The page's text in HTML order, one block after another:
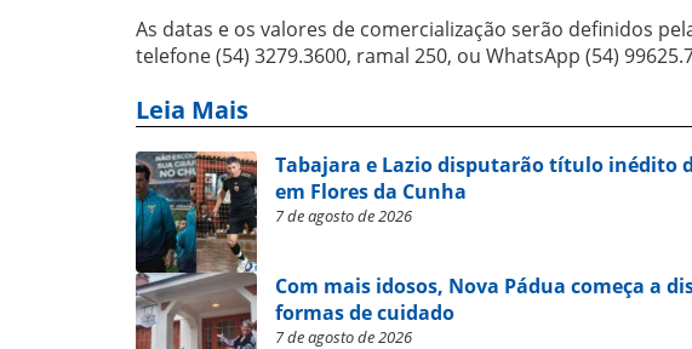
As datas e os valores de comercialização serão definidos
telefone (54) 3279.3600, ramal 250, ou WhatsApp (54)
Leia Mais
Tabajara e Lazio disputarão título inédito
em Flores da Cunha
7 de agosto de 2026
Com mais idosos, Nova Pádua começa a
formas de cuidado
7 de agosto de 2026